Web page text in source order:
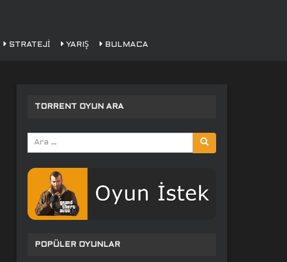
STRATEJI YARIŞ BULMACA
TORRENT OYUN ARA
Arama
yap:
POPÜLER OYUNLAR